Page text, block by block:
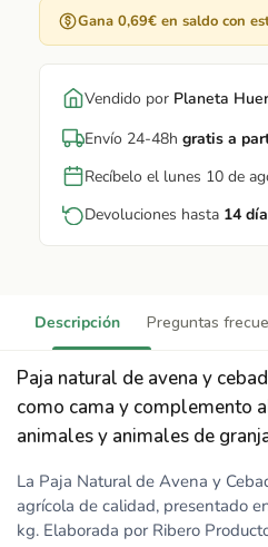
Gana 0,69€ en saldo con
Vendido por Planeta
Envío 24-48h gratis a
Recíbelo el lunes 10 de
Devoluciones hasta 14
Descripción Preguntas
Paja natural de avena y
como cama y complemento
animales y animales de
La Paja Natural de Avena y
agrícola de calidad, presentado
kg. Elaborada por Ribero